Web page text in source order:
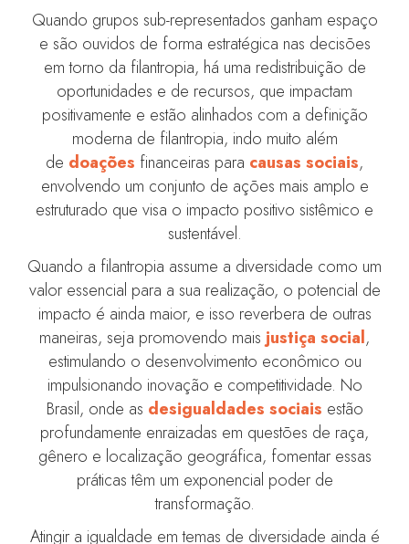
Quando grupos sub-representados ganham espaço
e são ouvidos de forma estratégica nas decisões
em torno da filantropia, há uma redistribuição de
oportunidades e de recursos, que impactam
positivamente e estão alinhados com a definição
moderna de filantropia, indo muito além
de doações financeiras para causas sociais,
envolvendo um conjunto de ações mais amplo e
estruturado que visa o impacto positivo sistêmico e
sustentável.
Quando a filantropia assume a diversidade como um
valor essencial para a sua realização, o potencial de
impacto é ainda maior, e isso reverbera de outras
maneiras, seja promovendo mais justiça social,
estimulando o desenvolvimento econômico ou
impulsionando inovação e competitividade. No
Brasil, onde as desigualdades sociais estão
profundamente enraizadas em questões de raça,
gênero e localização geográfica, fomentar essas
práticas têm um exponencial poder de
transformação.
Atingir a igualdade em temas de diversidade ainda é